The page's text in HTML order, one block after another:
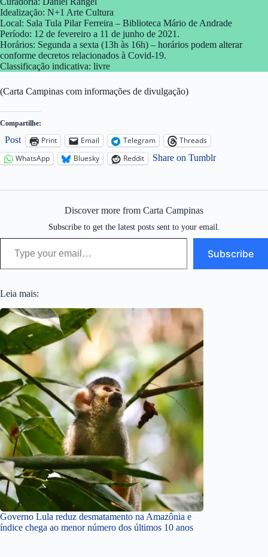
Idealização: N+1 Arte Cultura
Local: Sala Tula Pilar Ferreira – Biblioteca Mário de Andrade
Período: 12 de fevereiro a 11 de junho de 2021.
Horários: Segunda a sexta (13h às 16h) – horários podem alterar
conforme decretos relacionados à Covid-19.
Classificação indicativa: livre
(Carta Campinas com informações de divulgação)
Compartilhe:
Post Print Email Telegram
Threads
WhatsApp
Bluesky Reddit Share on Tumblr
Discover more from Carta Campinas
Subscribe to get the latest posts sent to your email.
Type your email…
Subscribe
Leia mais:
Governo Lula reduz desmatamento na Amazônia e
índice chega ao menor número dos últimos 10 anos